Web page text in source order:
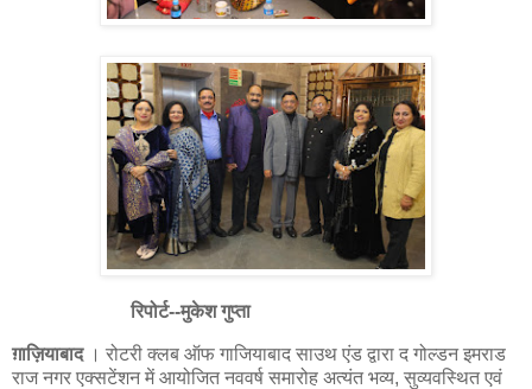
रिपोर्ट--मुकेश गुप्ता
ग़ाज़ियाबाद। रोटरी क्लब ऑफ गाजियाबाद साउथ एंड द्वारा द गोल्डन इमराड
राज नगर एक्सटेंशन में आयोजित नववर्ष समारोह अत्यंत भव्य, सुव्यवस्थित एवं